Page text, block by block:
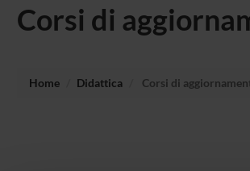
Corsi di
Home Didattica Corsi di